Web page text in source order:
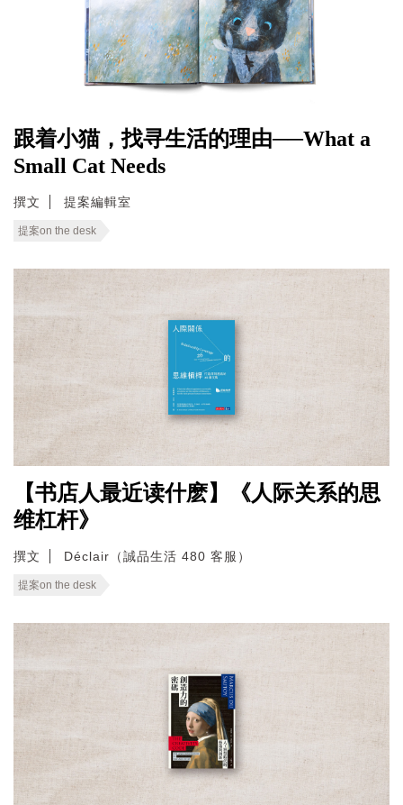
跟着小猫，找寻生活的理由──What a
Small Cat Needs
撰文 提案編輯室
提案on the desk
【书店人最近读什麽】《人际关系的思
维杠杆》
撰文 Déclair（誠品生活 480 客服）
提案on the desk